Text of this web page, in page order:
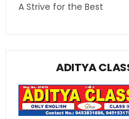
A Strive for the Best
ADITYA